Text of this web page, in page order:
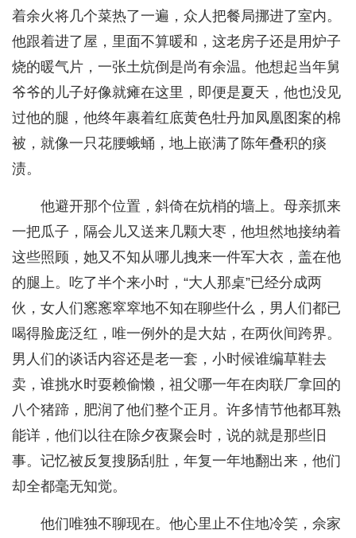
着余火将几个菜热了一遍，众人把餐局挪进了室内。
他跟着进了屋，里面不算暖和，这老房子还是用炉子
烧的暖气片，一张土炕倒是尚有余温。他想起当年舅
爷爷的儿子好像就瘫在这里，即便是夏天，他也没见
过他的腿，他终年裹着红底黄色牡丹加凤凰图案的棉
被，就像一只花腰蛾蛹，地上嵌满了陈年叠积的痰
渍。
他避开那个位置，斜倚在炕梢的墙上。母亲抓来
一把瓜子，隔会儿又送来几颗大枣，他坦然地接纳着
这些照顾，她又不知从哪儿拽来一件军大衣，盖在他
的腿上。吃了半个来小时，“大人那桌”已经分成两
伙，女人们窸窸窣窣地不知在聊些什么，男人们都已
喝得脸庞泛红，唯一例外的是大姑，在两伙间跨界。
男人们的谈话内容还是老一套，小时候谁编草鞋去
卖，谁挑水时耍赖偷懒，祖父哪一年在肉联厂拿回的
八个猪蹄，肥润了他们整个正月。许多情节他都耳熟
能详，他们以往在除夕夜聚会时，说的就是那些旧
事。记忆被反复搜肠刮肚，年复一年地翻出来，他们
却全都毫无知觉。
他们唯独不聊现在。他心里止不住地冷笑，佘家